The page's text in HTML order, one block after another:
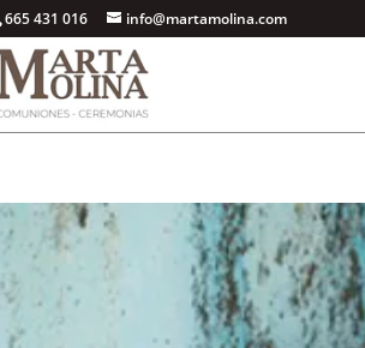
665 431 016 info@martamolina.com